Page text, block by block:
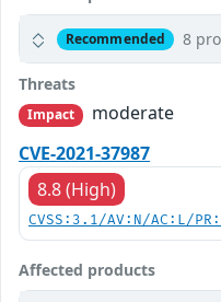
Recommended 8
Threats
Impact
moderate
CVE-2021-37987
8.8 (High)
CVSS:3.1/AV:N/AC:L/
Affected products